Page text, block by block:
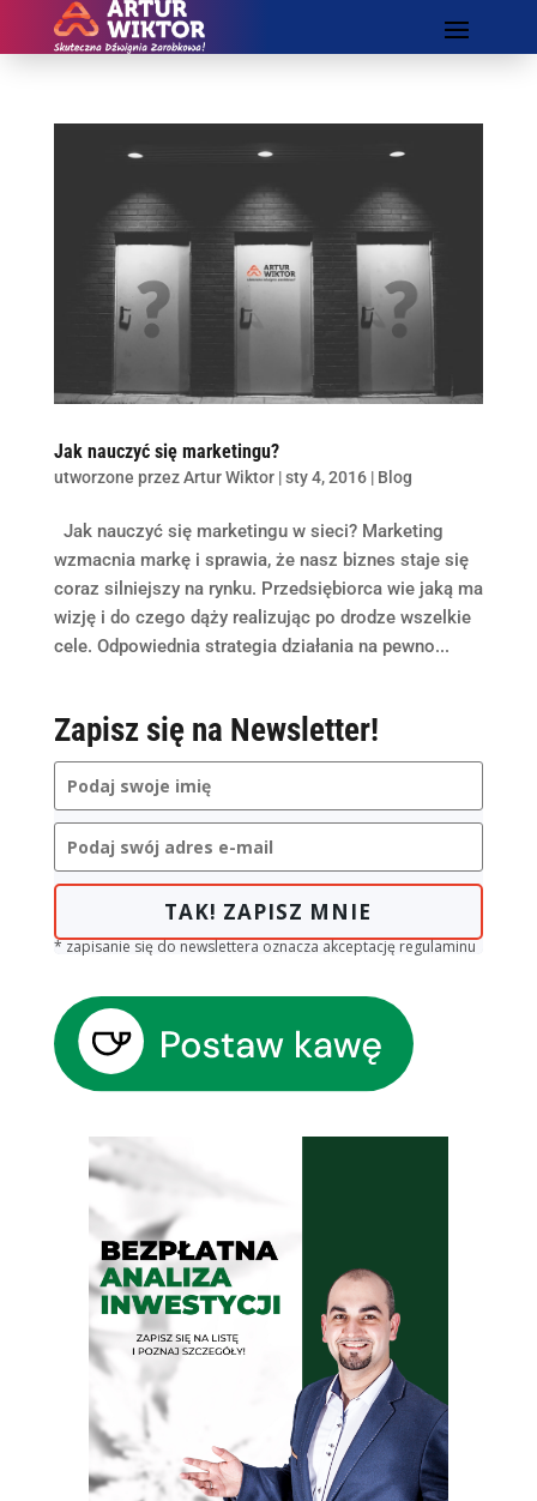
Jak nauczyć się marketingu?
utworzone przezArtur Wiktor|sty 4, 2016| Blog
Jak nauczyć się marketingu w sieci? Marketing
wzmacnia markę i sprawia, że nasz biznes staje się
coraz silniejszy na rynku. Przedsiębiorca wie jaką ma
wizję i do czego dąży realizując po drodze wszelkie
cele. Odpowiednia strategia działania na pewno...
Zapisz się na Newsletter!
TAK! ZAPISZ MNIE
* zapisanie się do newslettera oznacza akceptację regulaminu